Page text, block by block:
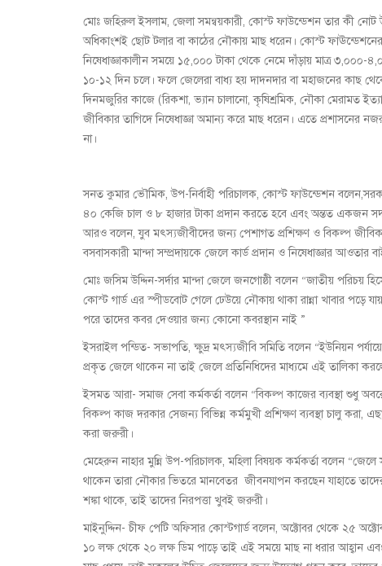
মোঃ জহিরুল ইসলাম, জেলা সমন্বয়কারী, কোস্ট ফাউন্ডেশন তার কী নোট
অধিকাংশই ছোট টলার বা কাঠের নৌকায় মাছ ধরেন। কোস্ট
নিষেধাজ্ঞাকালীন সময়ে ১৫,০০০ টাকা থেকে নেমে দাঁড়ায় মাত্র ৩,০০০-
১০-১২ দিন চলে। ফলে জেলেরা বাধ্য হয় দাদনদার বা মহাজনের কাছ
দিনমজুরির কাজে (রিকশা, ভ্যান চালানো, কৃষিশ্রমিক, নৌকা মেরামত
জীবিকার তাগিদে নিষেধাজ্ঞা অমান্য করে মাছ ধরেন। এতে প্রশাসনের
না।
সনত কুমার ভৌমিক, উপ-নির্বাহী পরিচালক, কোস্ট ফাউন্ডেশন
৪০ কেজি চাল ও ৮ হাজার টাকা প্রদান করতে হবে এবং অন্তত একজন
আরও বলেন, যুব মৎস্যজীবীদের জন্য পেশাগত প্রশিক্ষণ ও বিকল্প
বসবাসকারী মান্দা সম্প্রদায়কে জেলে কার্ড প্রদান ও নিষেধাজ্ঞার আওতার
মোঃ জসিম উদ্দিন-সর্দার মান্দা জেলে জনগোষ্ঠী বলেন “জাতীয় পরিচয়
কোস্ট গার্ড এর স্পীডবোট গেলে ঢেউয়ে নৌকায় থাকা রান্না খাবার
পরে তাদের কবর দেওয়ার জন্য কোনো কবরস্থান নাই ”
ইসরাইল পন্ডিত- সভাপতি, ক্ষুদ্র মৎস্যজীবি সমিতি বলেন “ইউনিয়ন
প্রকৃত জেলে থাকেন না তাই জেলে প্রতিনিধিদের মাধ্যমে এই তালিকা
ইসমত আরা- সমাজ সেবা কর্মকর্তা বলেন “বিকল্প কাজের ব্যবস্থা শুধু
বিকল্প কাজ দরকার সেজন্য বিভিন্ন কর্মমুখী প্রশিক্ষণ ব্যবস্থা চালু করা,
করা জরুরী।
মেহেরুন নাহার মুন্নি উপ-পরিচালক, মহিলা বিষয়ক কর্মকর্তা বলেন
থাকেন তারা নৌকার ভিতরে মানবেতর জীবনযাপন করছেন যাহাতে
শঙ্কা থাকে, তাই তাদের নিরপত্তা খুবই জরুরী।
মাইনুদ্দিন- চীফ পেটি অফিসার কোস্টগার্ড বলেন, অক্টোবর থেকে ২৫
১০ লক্ষ থেকে ২০ লক্ষ ডিম পাড়ে তাই এই সময়ে মাছ না ধরার